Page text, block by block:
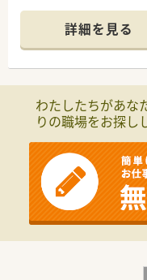
させていただきます
■週20時間以上勤
も歓迎！
■サポート体制万全
〈こんな薬局です〉
■JR小樽築港駅か
■病院門前に位置し
外科、消化器外科
線科など複数科に
■1日の処方せん枚
ップをのぞめる好環
詳細を見る
わたしたちがあな
りの職場をお探し